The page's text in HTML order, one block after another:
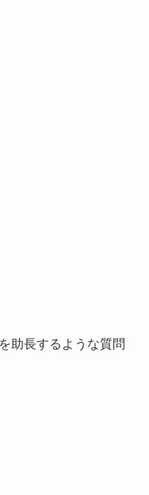
助長するような質問